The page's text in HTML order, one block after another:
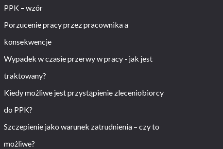
PPK – wzór
Porzucenie pracy przez pracownika a
konsekwencje
Wypadek w czasie przerwy w pracy - jak jest
traktowany?
Kiedy możliwe jest przystąpienie zleceniobiorcy
do PPK?
Szczepienie jako warunek zatrudnienia – czy to
możliwe?